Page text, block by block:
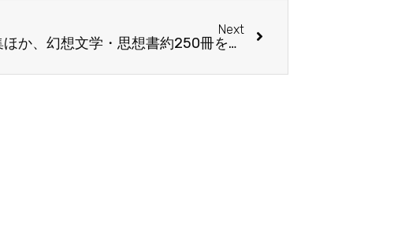
Next
ラヴクラフト全集ほか、幻想文学・思想書約250冊を出張買取